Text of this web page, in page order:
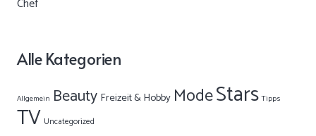
Alle Kategorien
Allgemein Beauty Freizeit & Hobby ModeStars Tipps
TV Uncategorized